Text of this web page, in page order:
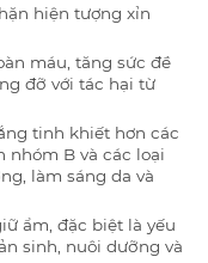
hiện tượng xỉn
máu, tăng sức đề
đỡ với tác hại từ
tinh khiết hơn các
nhóm B và các loại
làm sáng da và
ẩm, đặc biệt là yếu
sinh, nuôi dưỡng và